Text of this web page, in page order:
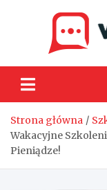
Strona główna
Wakacyjne
Pieniądze!